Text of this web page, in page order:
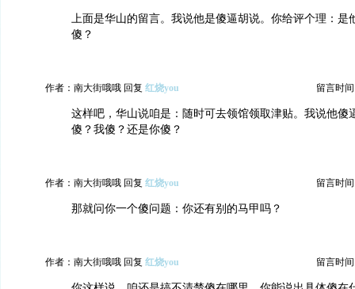
上面是华山的留言。我说他是傻逼胡说。你给评个理：是
傻？
作者：南大街哦哦 回复 红烧you 留言时间
这样吧，华山说咱是：随时可去领馆领取津贴。我说他傻
傻？我傻？还是你傻？
作者：南大街哦哦 回复 红烧you 留言时间
那就问你一个傻问题：你还有别的马甲吗？
作者：南大街哦哦 回复 红烧you 留言时间